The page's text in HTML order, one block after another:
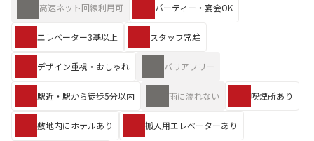
高速ネット回線利用可 パーティー・宴会OK
エレベーター3基以上 スタッフ常駐
デザイン重視・おしゃれ バリアフリー
駅近・駅から徒歩5分以内 雨に濡れない 喫煙所あり
敷地内にホテルあり 搬入用エレベーターあり